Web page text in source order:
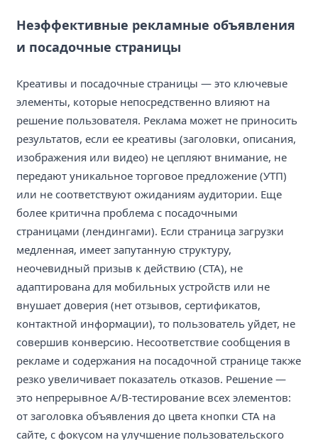
Неэффективные рекламные объявления
и посадочные страницы
Креативы и посадочные страницы — это ключевые
элементы, которые непосредственно влияют на
решение пользователя. Реклама может не приносить
результатов, если ее креативы (заголовки, описания,
изображения или видео) не цепляют внимание, не
передают уникальное торговое предложение (УТП)
или не соответствуют ожиданиям аудитории. Еще
более критична проблема с посадочными
страницами (лендингами). Если страница загрузки
медленная, имеет запутанную структуру,
неочевидный призыв к действию (CTA), не
адаптирована для мобильных устройств или не
внушает доверия (нет отзывов, сертификатов,
контактной информации), то пользователь уйдет, не
совершив конверсию. Несоответствие сообщения в
рекламе и содержания на посадочной странице также
резко увеличивает показатель отказов. Решение —
это непрерывное A/B-тестирование всех элементов:
от заголовка объявления до цвета кнопки CTA на
сайте, с фокусом на улучшение пользовательского